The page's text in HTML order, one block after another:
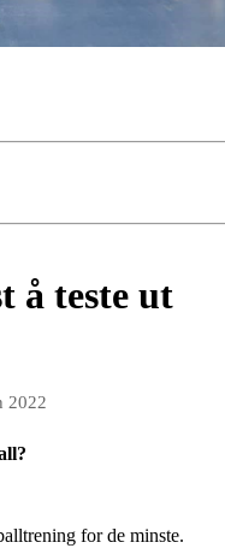
å teste ut
2022
for de minste.